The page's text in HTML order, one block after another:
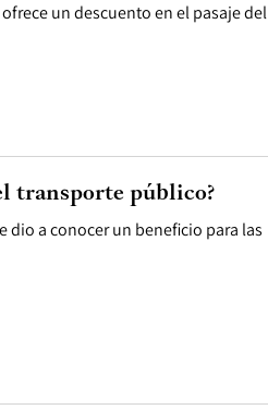
un descuento en el pasaje del
dio a conocer un beneficio para las
transporte público?